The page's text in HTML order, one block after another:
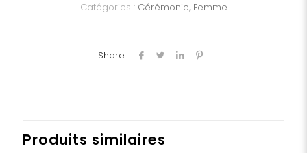
Catégories : Cérémonie, Femme
Share
Produits similaires